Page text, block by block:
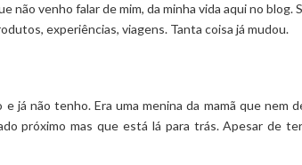
não venho falar de mim, da minha vida aqui no blog.
experiências, viagens. Tanta coisa já mudou.
e já não tenho. Era uma menina da mamã que nem
próximo mas que está lá para trás. Apesar de